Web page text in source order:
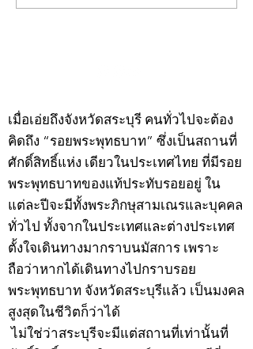
พระ"ประจำพุธที่ 29
เมื่อเอ่ยถึงจังหวัดสระบุรี คนทั่วไปจะต้อง
คิดถึง “รอยพระพุทธบาท” ซึ่งเป็นสถานที่
ศักดิ์สิทธิ์แห่ง เดียวในประเทศไทย ที่มีรอย
พระพุทธบาทของแท้ประทับรอยอยู่ ใน
แต่ละปีจะมีทั้งพระภิกษุสามเณรและบุคคล
ทั่วไป ทั้งจากในประเทศและต่างประเทศ
ตั้งใจเดินทางมากราบนมัสการ เพราะ
ถือว่าหากได้เดินทางไปกราบรอย
พระพุทธบาท จังหวัดสระบุรีแล้ว เป็นมงคล
สูงสุดในชีวิตก็ว่าได้
ไม่ใช่ว่าสระบุรีจะมีแต่สถานที่เท่านั้นที่